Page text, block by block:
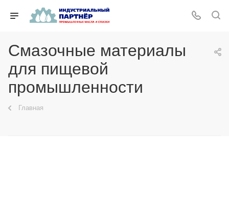
Смазочные материалы
для пищевой
промышленности
Главная